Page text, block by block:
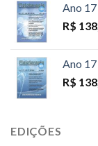
Ano
R$
Ano
R$
EDIÇÕES